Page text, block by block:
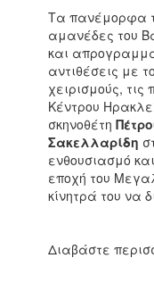
Τα πανέμορφα
αμανέδες του
και
αντιθέσεις με
χειρισμούς,
Κέντρου
σκηνοθέτη
Σακελλαρίδη
ενθουσιασμό
εποχή του
κίνητρά του να
Διαβάστε